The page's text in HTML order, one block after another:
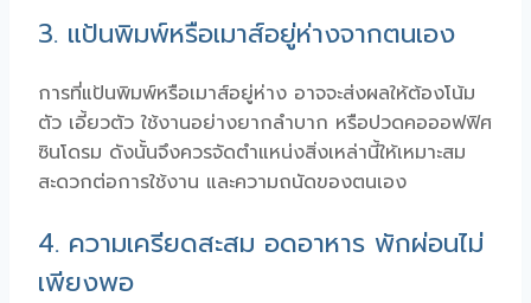
3. แป้นพิมพ์หรือเมาส์อยู่ห่างจากตนเอง
การที่แป้นพิมพ์หรือเมาส์อยู่ห่าง อาจจะส่งผลให้ต้องโน้ม
ตัว เอี้ยวตัว ใช้งานอย่างยากลำบาก หรือปวดคอออฟฟิศ
ซินโดรม ดังนั้นจึงควรจัดตำแหน่งสิ่งเหล่านี้ให้เหมาะสม
สะดวกต่อการใช้งาน และความถนัดของตนเอง
4. ความเครียดสะสม อดอาหาร พักผ่อนไม่
เพียงพอ